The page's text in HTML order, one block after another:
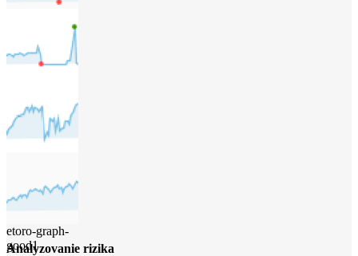
etoro-graph-
good1
Analyzovanie rizika